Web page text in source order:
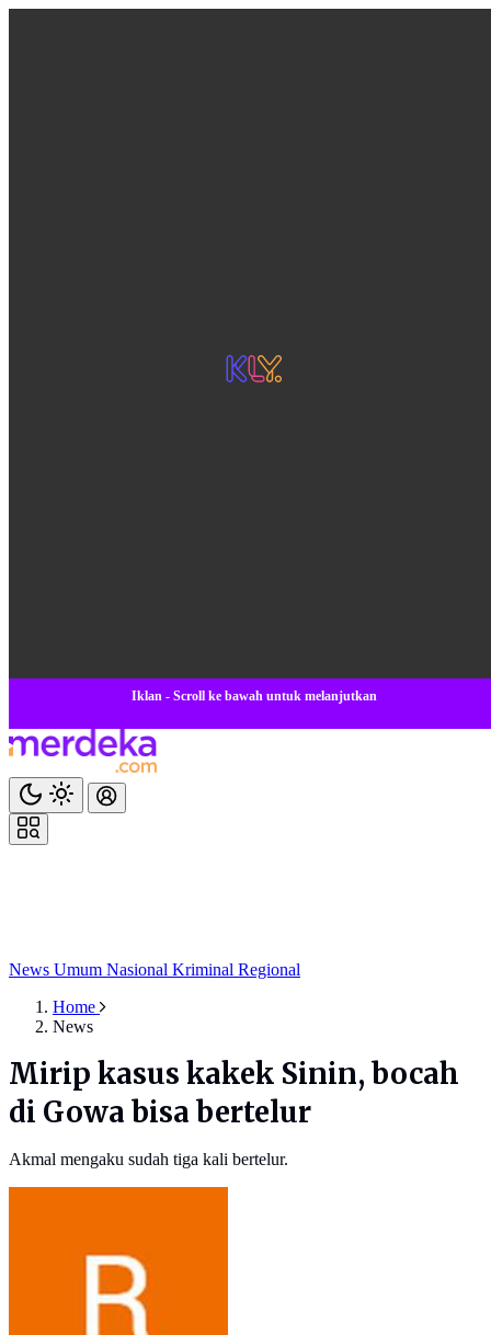
Iklan - Scroll ke bawah untuk melanjutkan
News Umum Nasional Kriminal Regional
Home
News
Mirip kasus kakek Sinin, bocah
di Gowa bisa bertelur
Akmal mengaku sudah tiga kali bertelur.